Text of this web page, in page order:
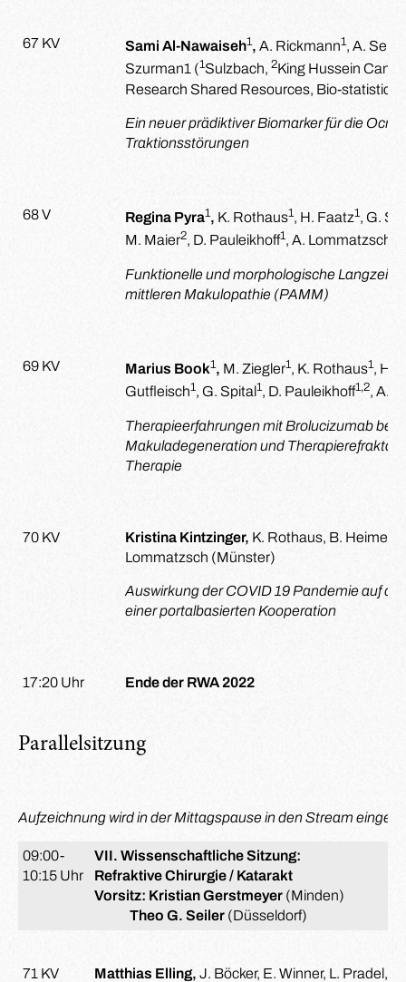
67 KV Sami Al-Nawaiseh1, A. Rickmann1, A.
Szurman1 (1Sulzbach, 2King Hussein
Research Shared Resources, Bio-
Ein neuer prädiktiver Biomarker für die
Traktionsstörungen
68 V Regina Pyra1, K. Rothaus1, H. Faatz1, G.
M. Maier2, D. Pauleikhoff1, A. Lommatzsch
Funktionelle und morphologische
mittleren Makulopathie (PAMM)
69 KV Marius Book1, M. Ziegler1, K. Rothaus1, H.
Gutfleisch1, G. Spital 1, D. Pauleikhoff1,2, A.
Therapieerfahrungen mit Brolucizumab bei
Makuladegeneration und
Therapie
70 KV Kristina Kintzinger, K. Rothaus, B. Heimes,
Lommatzsch (Münster)
Auswirkung der COVID 19 Pandemie auf
einer portalbasierten Kooperation
17:20 Uhr Ende der RWA 2022
Parallelsitzung
Aufzeichnung wird in der Mittagspause in den Stream
09:00-
10:15 Uhr
VII. Wissenschaftliche Sitzung:
Refraktive Chirurgie / Katarakt
Vorsitz: Kristian Gerstmeyer (Minden)
Theo G. Seiler (Düsseldorf)
71 KV Matthias Elling, J. Böcker, E. Winner, L. Pradel,